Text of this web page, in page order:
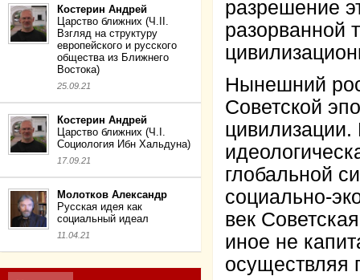
Костерин Андрей
Царство ближних (Ч.II.
Взгляд на структуру
европейского и русского
общества из Ближнего
Востока)
25.09.21
Костерин Андрей
Царство ближних (Ч.I.
Социология Ибн Хальдуна)
17.09.21
Молотков Александр
Русская идея как
социальный идеал
11.04.21
разрешение
разорванной
Нынешний
Советской
глобальной
социально-
век
иное не
осуществляя